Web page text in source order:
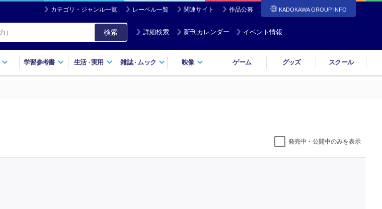
カテゴリ・ジャンル一覧 レーベル一覧 関連サイト 作品公募 KADOKAWA GROUP INFO
検索 詳細検索 新刊カレンダー イベント情報
学習参考書 生活・実用 雑誌・ ムック 映像 ゲーム グッズ スクール
発売中・公開中のみを表示